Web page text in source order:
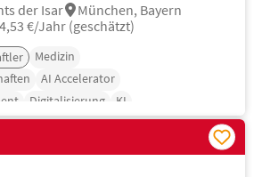
der Isar
München, Bayern
€/Jahr (geschätzt)
Medizin
AI Accelerator
Digitalisierung KI